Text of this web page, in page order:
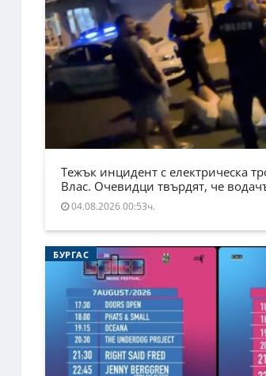
Тежък инцидент с електрическа
Влас. Очевидци твърдят, че
04.08.2026 00:53ч.
БУРГАС